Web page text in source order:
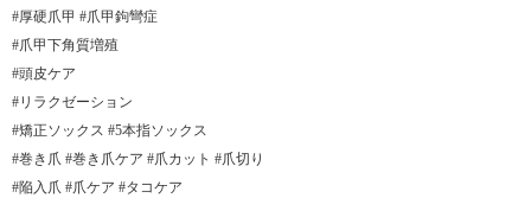
#厚硬爪甲 #爪甲鉤彎症
#爪甲下角質増殖
#頭皮ケア
#リラクゼーション
#矯正ソックス #5本指ソックス
#巻き爪 #巻き爪ケア #爪カット #爪切り
#陥入爪 #爪ケア #タコケア